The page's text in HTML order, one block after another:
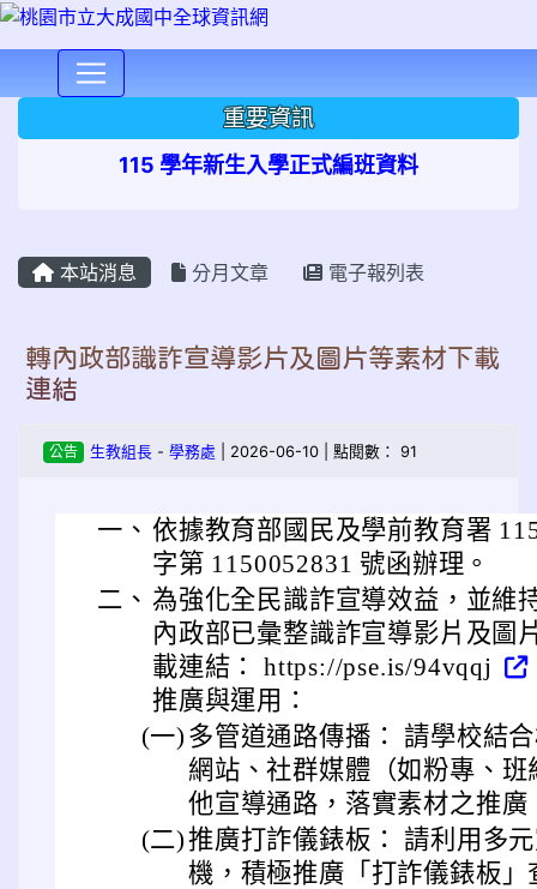
重要資訊
115 學年新生入學正式編班資料
本站消息 分月文章 電子報列表
轉內政部識詐宣導影片及圖片等素材下載
連結
公告 生教組長- 學務處 | 2026-06-10 | 點閱數： 91
一、 依據教育部國民及學前教育署
字第 1150052831 號函辦理。
二、 為強化全民識詐宣導效益，並維
內政部已彙整識詐宣導影片及圖
載連結： https://pse.is/94vqqj
推廣與運用：
(一) 多管道通路傳播： 請學校結
網站、社群媒體（如粉專、
他宣導通路，落實素材之推
(二)推廣打詐儀錶板： 請利用多
機，積極推廣「打詐儀錶板